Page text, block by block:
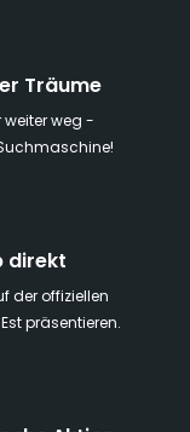
Träume
weg -
direkt
der offiziellen
präsentieren.